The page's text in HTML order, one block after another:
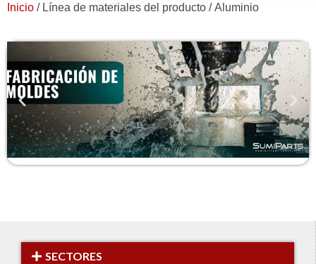
Inicio / Línea de materiales del producto / Aluminio
SECTORES